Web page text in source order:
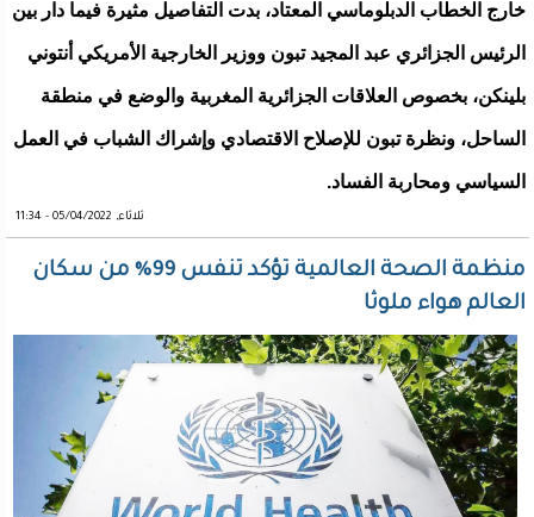
خارج الخطاب الدبلوماسي المعتاد، بدت التفاصيل مثيرة فيما دار بين
الرئيس الجزائري عبد المجيد تبون ووزير الخارجية الأمريكي أنتوني
بلينكن، بخصوص العلاقات الجزائرية المغربية والوضع في منطقة
الساحل، ونظرة تبون للإصلاح الاقتصادي وإشراك الشباب في العمل
السياسي ومحاربة الفساد.
ثلاثاء, 05/04/2022 - 11:34
منظمة الصحة العالمية تؤكد تنفس 99% من سكان
العالم هواء ملوثا